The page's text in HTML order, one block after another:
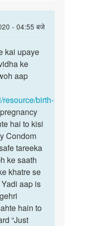
- 04:55 बजे
kai upaye
ke
aap
resource/birth-
hai to kisi
Condom
tareeka
ke saath
khatre se
aap is
hain to
“Just